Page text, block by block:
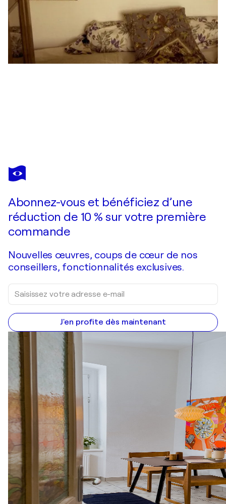
FRANÇOISE WATIN
Deux modèles sur la plage à Lantau.
Abonnez-vous et bénéficiez d’une
réduction de 10 % sur votre première
commande
Nouvelles œuvres, coups de cœur de nos
conseillers, fonctionnalités exclusives.
J'en profite dès maintenant